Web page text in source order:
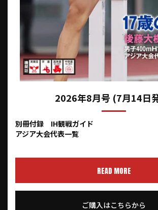
2026年8月号 (7月14日
別冊付録 IH観戦ガイド
アジア大会代表一覧
READ MORE
ご購入はこちらから